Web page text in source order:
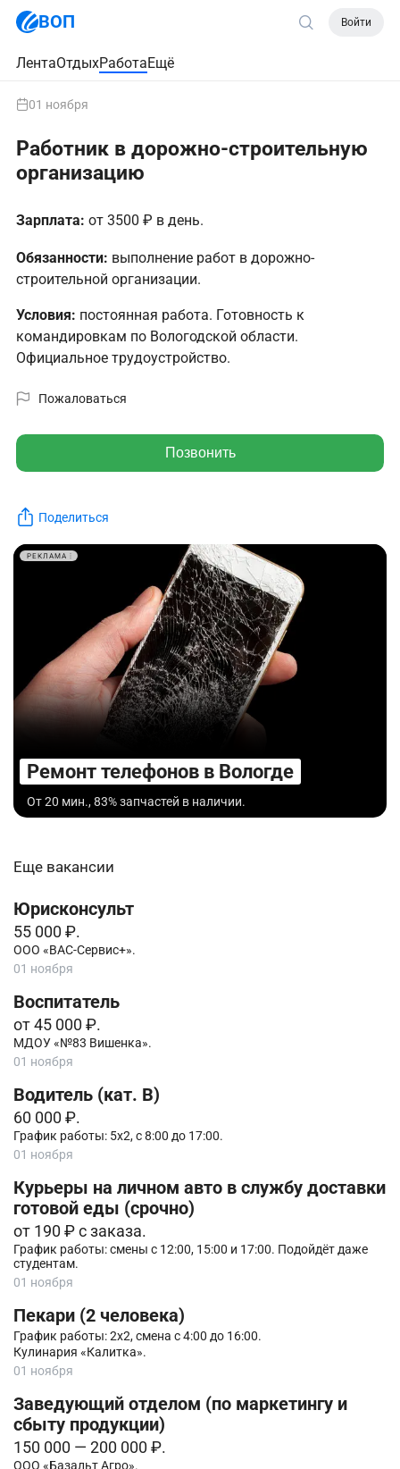
ВОП Войти
ЛентаОтдыхРаботаЕщё
01 ноября
Работник в дорожно-строительную
организацию
Зарплата: от 3500 ₽ в день.
Обязанности: выполнение работ в дорожно-
строительной организации.
Условия: постоянная работа. Готовность к
командировкам по Вологодской области.
Официальное трудоустройство.
Пожаловаться
Позвонить
Поделиться
РЕКЛАМА
Ремонт телефонов в Вологде
От 20 мин., 83% запчастей в наличии.
Еще вакансии
Юрисконсульт
55 000 ₽.
ООО «ВАС-Сервис+».
01 ноября
Воспитатель
от 45 000 ₽.
МДОУ «№83 Вишенка».
01 ноября
Водитель (кат. B)
60 000 ₽.
График работы: 5х2, с 8:00 до 17:00.
01 ноября
Курьеры на личном авто в службу доставки
готовой еды (срочно)
от 190 ₽ с заказа.
График работы: смены с 12:00, 15:00 и 17:00. Подойдёт даже
студентам.
01 ноября
Пекари (2 человека)
График работы: 2х2, смена с 4:00 до 16:00.
Кулинария «Калитка».
01 ноября
Заведующий отделом (по маркетингу и
сбыту продукции)
150 000 — 200 000 ₽.
ООО «Базальт Агро».